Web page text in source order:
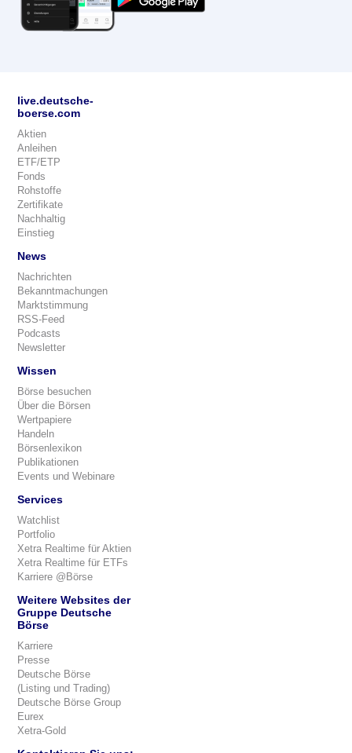
live.deutsche-
boerse.com
Aktien
Anleihen
ETF/ETP
Fonds
Rohstoffe
Zertifikate
Nachhaltig
Einstieg
News
Nachrichten
Bekanntmachungen
Marktstimmung
RSS-Feed
Podcasts
Newsletter
Wissen
Börse besuchen
Über die Börsen
Wertpapiere
Handeln
Börsenlexikon
Publikationen
Events und Webinare
Services
Watchlist
Portfolio
Xetra Realtime für Aktien
Xetra Realtime für ETFs
Karriere @Börse
Weitere Websites der
Gruppe Deutsche
Börse
Karriere
Presse
Deutsche Börse
(Listing und Trading)
Deutsche Börse Group
Eurex
Xetra-Gold